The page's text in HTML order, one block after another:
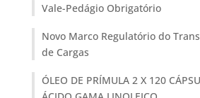
Vale-Pedágio Obrigatório
Novo Marco Regulatório do
de Cargas
ÓLEO DE PRÍMULA 2 X 120